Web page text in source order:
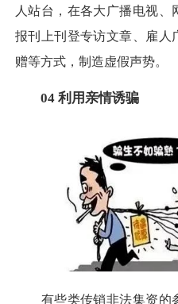
人站台，在各大广播电视
报刊上刊登专访文章、雇人
赠等方式，制造虚假声势。
04 利用亲情诱骗
有些类传销非法集资的